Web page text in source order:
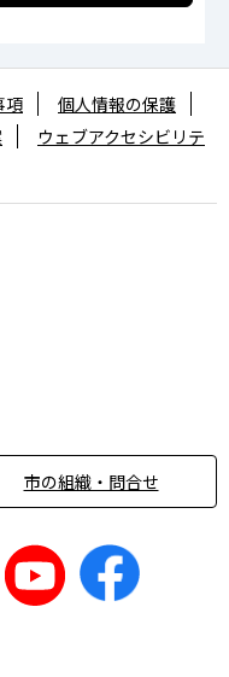
市の組織・問合せ
項
個人情報の保護
ウェブアクセシビリテ